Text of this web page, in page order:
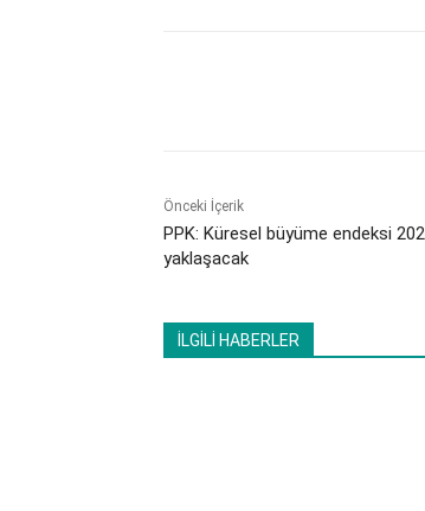
Önceki İçerik
PPK: Küresel büyüme endeksi
yaklaşacak
İLGİLİ HABERLER